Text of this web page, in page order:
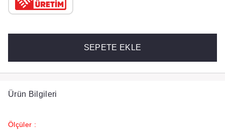
SEPETE EKLE
Ürün Bilgileri
Ölçüler :